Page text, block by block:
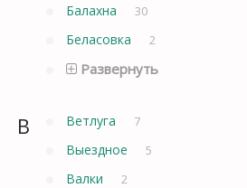
Балахна 30
Беласовка 2
Развернуть
В Ветлуга 7
Выездное 5
Валки 2